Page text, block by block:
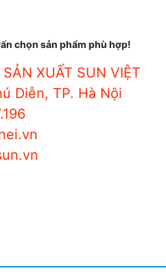
chọn sản phẩm phù hợp!
XUẤT SUN VIỆT
Diễn, TP. Hà Nội